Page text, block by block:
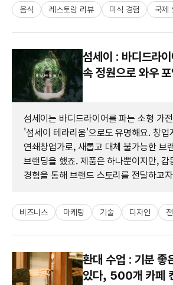
음식 레스토랑 리뷰 미식 경험 국제
섬세이 : 바디드라
속 정원으로 와우
섬세이는 바디드라이어를 파는 소형 가
'섬세이 테라리움'으로도 유명해요. 창업
연쇄창업가로, 새롭고 대체 불가능한 브
브랜딩을 했죠. 제품은 하나뿐이지만, 감
경험을 통해 브랜드 스토리를 전달하고
비즈니스 마케팅 기술 디자인
환대 수업 : 기분 좋
있다, 500개 카페